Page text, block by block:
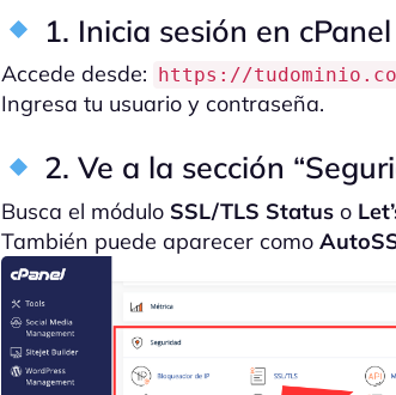
1. Inicia sesión en cPanel
Accede desde: https://
Ingresa tu usuario y contraseña.
2. Ve a la sección
Busca el módulo SSL/TLS Status o
También puede aparecer como